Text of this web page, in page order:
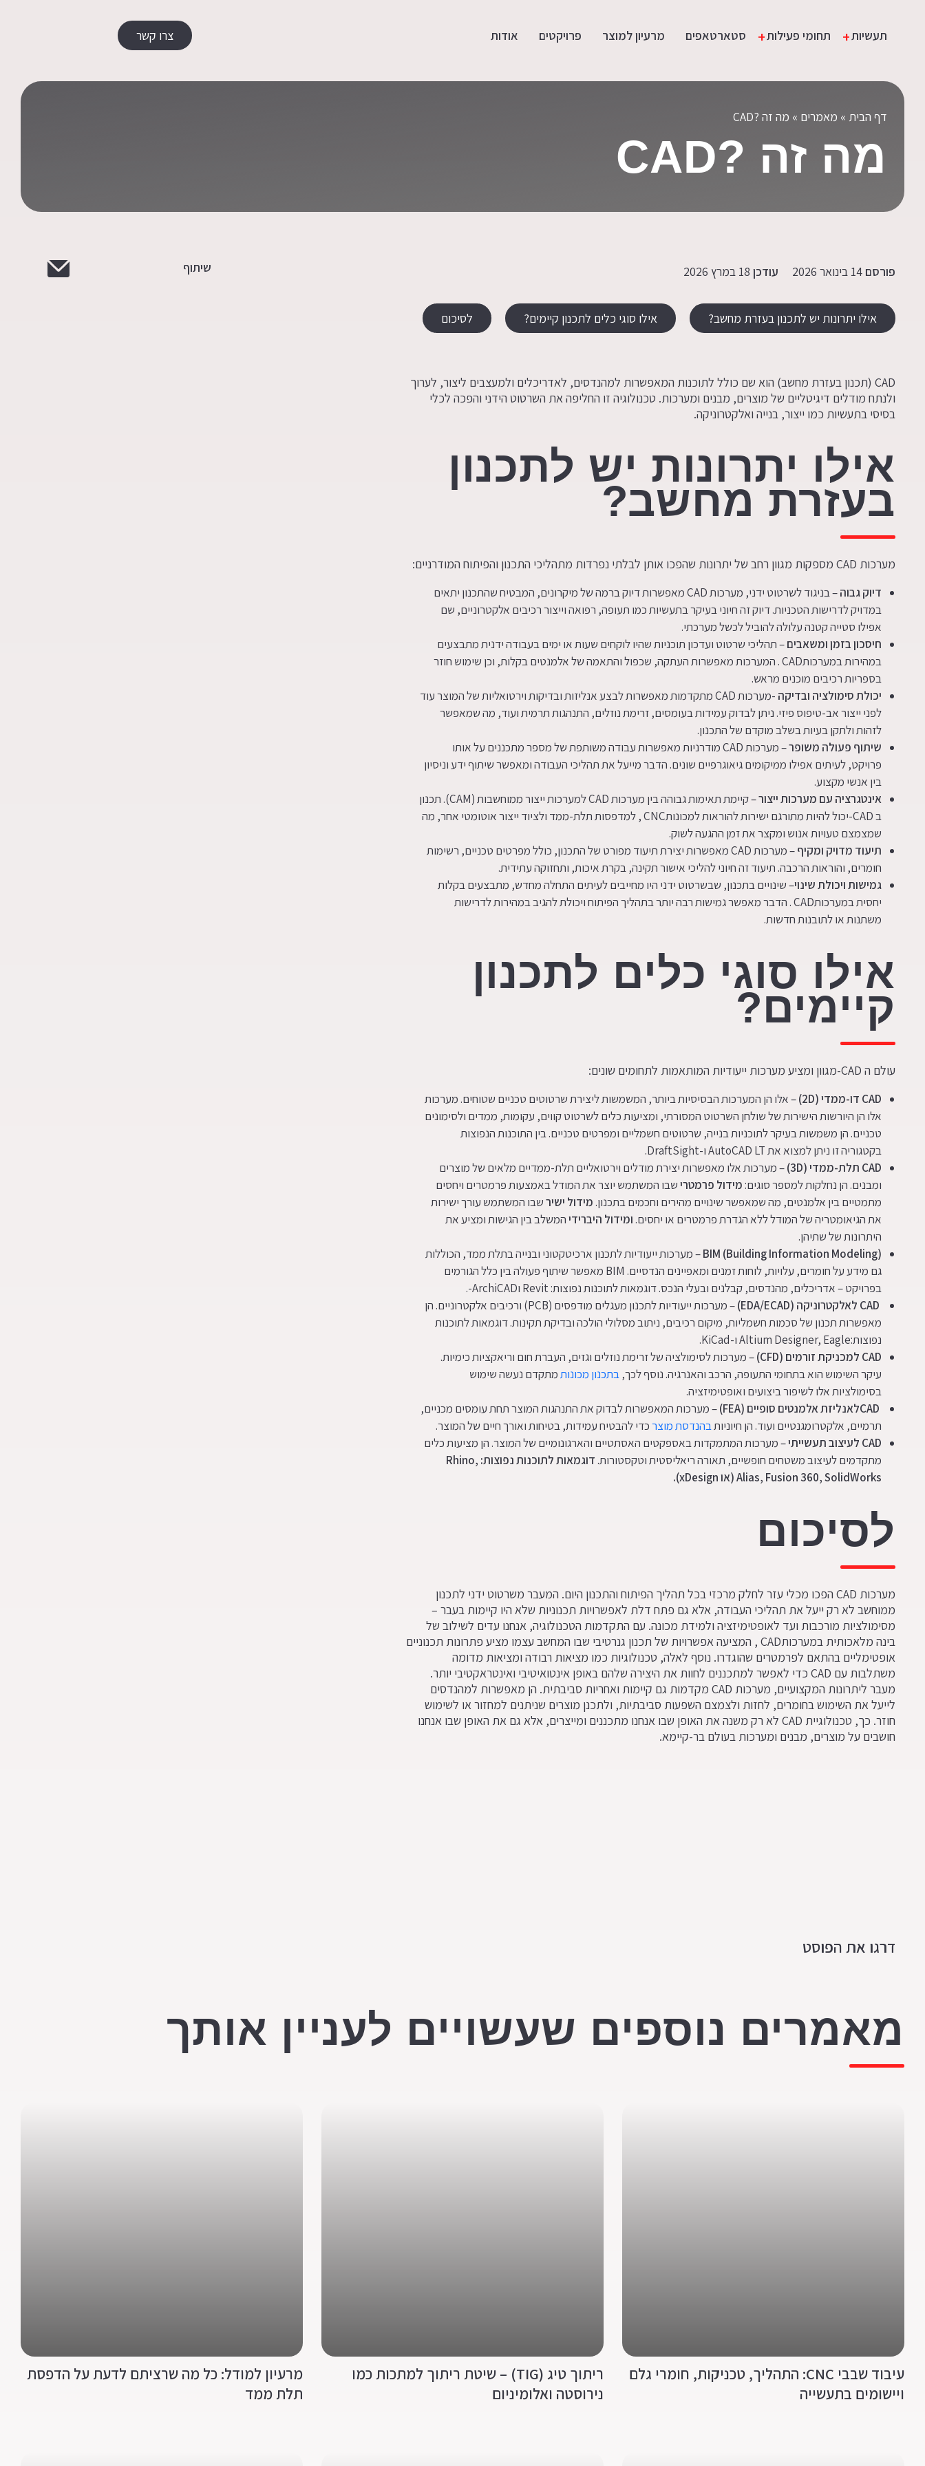
תעשיות תחומי פעילות סטארטאפים מרעיון למוצר פרויקטים אודות צרו קשר
דף הבית » מאמרים » מה זה ?CAD
מה זה ?CAD
פורסם 14 בינואר 2026 עודכן שיתוף
אילו יתרונות יש לתכנון בעזרת מחשב? אילו סוגי כלים לתכנון קיימים? לסיכום
CAD (תכנון בעזרת מחשב) הוא שם כולל לתוכנות המאפשרות למהנדסים, לאדריכלים ולמעצבים ליצור, לערוך
ולנתח מודלים דיגיטליים של מוצרים, מבנים ומערכות. טכנולוגיה זו החליפה את השרטוט הידני והפכה לכלי
בסיסי בתעשיות כמו ייצור, בנייה ואלקטרוניקה.
אילו יתרונות יש לתכנון
בעזרת מחשב?
מערכות CAD מספקות מגוון רחב של יתרונות שהפכו אותן לבלתי נפרדות מתהליכי התכנון והפיתוח המודרניים:
דיוק גבוה
– בניגוד לשרטוט ידני, מערכות CAD מאפשרות דיוק ברמה של מיקרונים, המבטיח שהתכנון יתאים
במדויק לדרישות הטכניות. דיוק זה חיוני בעיקר בתעשיות כמו תעופה, רפואה וייצור רכיבים אלקטרוניים, שם
אפילו סטייה קטנה עלולה להוביל לכשל מערכתי.
חיסכון בזמן ומשאבים– תהליכי שרטוט ועדכון תוכניות שהיו לוקחים שעות או ימים בעבודה ידנית מתבצעים
במהירות במערכותCAD . המערכות מאפשרות העתקה, שכפול והתאמה של אלמנטים בקלות, וכן שימוש חוזר
בספריות רכיבים מוכנים מראש.
יכולת סימולציה ובדיקה
-מערכות CAD מתקדמות מאפשרות לבצע אנליזות ובדיקות וירטואליות של המוצר עוד
לפני ייצור אב-טיפוס פיזי. ניתן לבדוק עמידות בעומסים, זרימת נוזלים, התנהגות תרמית ועוד, מה שמאפשר
לזהות ולתקן בעיות בשלב מוקדם של התכנון.
שיתוף פעולה משופר
– מערכות CAD מודרניות מאפשרות עבודה משותפת של מספר מתכננים על אותו
פרויקט, לעיתים אפילו ממיקומים גיאוגרפיים שונים. הדבר מייעל את תהליכי העבודה ומאפשר שיתוף ידע וניסיון
בין אנשי מקצוע.
אינטגרציה עם מערכות ייצור
– קיימת תאימות גבוהה בין מערכות CAD למערכות ייצור ממוחשבות (CAM). תכנון
ב CAD-יכול להיות מתורגם ישירות להוראות למכונותCNC , למדפסות תלת-ממד ולציוד ייצור אוטומטי אחר, מה
שמצמצם טעויות אנוש ומקצר את זמן ההגעה לשוק.
תיעוד מדויק ומקיף
– מערכות CAD מאפשרות יצירת תיעוד מפורט של התכנון, כולל מפרטים טכניים, רשימות
חומרים, והוראות הרכבה. תיעוד זה חיוני להליכי אישור תקינה, בקרת איכות, ותחזוקה עתידית.
גמישות ויכולת שינוי– שינויים בתכנון, שבשרטוט ידני היו מחייבים לעיתים התחלה מחדש, מתבצעים בקלות
יחסית במערכותCAD . הדבר מאפשר גמישות רבה יותר בתהליך הפיתוח ויכולת להגיב במהירות לדרישות
משתנות או לתובנות חדשות.
אילו סוגי כלים לתכנון
קיימים?
עולם ה CAD-מגוון ומציע מערכות ייעודיות המותאמות לתחומים שונים:
CAD דו-ממדי(2D)
– אלו הן המערכות הבסיסיות ביותר, המשמשות ליצירת שרטוטים טכניים שטוחים. מערכות
אלו הן היורשות הישירות של שולחן השרטוט המסורתי, ומציעות כלים לשרטוט קווים, עקומות, ממדים ולסימונים
טכניים. הן משמשות בעיקר לתוכניות בנייה, שרטוטים חשמליים ומפרטים טכניים. בין התוכנות הנפוצות
בקטגוריה זו ניתן למצוא את AutoCAD LT ו-DraftSight.
CAD תלת-ממדי(3D)
– מערכות אלו מאפשרות יצירת מודלים וירטואליים תלת-ממדיים מלאים של מוצרים
ומבנים. הן נחלקות למספר סוגים:מידול פרמטרישבו המשתמש יוצר את המודל באמצעות פרמטרים ויחסים
מתמטיים בין אלמנטים, מה שמאפשר שינויים מהירים וחכמים בתכנון.מידול ישירשבו המשתמש עורך ישירות
את הגיאומטריה של המודל ללא הגדרת פרמטרים או יחסים.ומידול היברידיהמשלב בין הגישות ומציע את
היתרונות של שתיהן.
BIM (Building Information Modeling)– מערכות ייעודיות לתכנון ארכיטקטוני ובנייה בתלת ממד, הכוללות
גם מידע על חומרים, עלויות, לוחות זמנים ומאפיינים הנדסיים. BIM מאפשר שיתוף פעולה בין כלל הגורמים
בפרויקט – אדריכלים, מהנדסים, קבלנים ובעלי הנכס. דוגמאות לתוכנות נפוצות: Revit וArchiCAD-.
לאלקטרוניקה (EDA/ECAD)
– מערכות ייעודיות לתכנון מעגלים מודפסים (PCB) ורכיבים אלקטרוניים. הן
מאפשרות תכנון של סכמות חשמליות, מיקום רכיבים, ניתוב מסלולי הולכה ובדיקת תקינות. דוגמאות לתוכנות
נפוצות:Altium Designer, Eagle ו-KiCad.
CAD למכניקת זורמים (CFD)
– מערכות לסימולציה של זרימת נוזלים וגזים, העברת חום וריאקציות כימיות.
עיקר השימוש הוא בתחומי התעופה, הרכב והאנרגיה. נוסף לכך,בתכנון מכונותמתקדם נעשה שימוש
בסימולציות אלו לשיפור ביצועים ואופטימיזציה.
לאנליזת אלמנטים סופיים (FEA)
– מערכות המאפשרות לבדוק את התנהגות המוצר תחת עומסים מכניים,
תרמיים, אלקטרומגנטיים ועוד. הן חיוניותבהנדסת מוצרכדי להבטיח עמידות, בטיחות ואורך חיים של המוצר.
CAD לעיצוב תעשייתי– מערכות המתמקדות באספקטים האסתטיים והארגונומיים של המוצר. הן מציעות כלים
מתקדמים לעיצוב משטחים חופשיים, תאורה ריאליסטית וטקסטורות.דוגמאות לתוכנות נפוצות: Rhino,
Alias, Fusion 360, SolidWorks(אוxDesign
).
לסיכום
מערכות CAD הפכו מכלי עזר לחלק מרכזי בכל תהליך הפיתוח והתכנון היום. המעבר משרטוט ידני לתכנון
ממוחשב לא רק ייעל את תהליכי העבודה, אלא גם פתח דלת לאפשרויות תכנוניות שלא היו קיימות בעבר –
מסימולציות מורכבות ועד לאופטימיזציה ולמידת מכונה. עם התקדמות הטכנולוגיה, אנחנו עדים לשילוב של
בינה מלאכותית במערכותCAD , המציעה אפשרויות של תכנון גנרטיבי שבו המחשב עצמו מציע פתרונות תכנוניים
אופטימליים בהתאם לפרמטרים שהוגדרו. נוסף לאלה, טכנולוגיות כמו מציאות רבודה ומציאות מדומה
משתלבות עם CAD כדי לאפשר למתכננים לחוות את היצירה שלהם באופן אינטואיטיבי ואינטראקטיבי יותר.
מעבר ליתרונות המקצועיים, מערכות CAD מקדמות גם קיימות ואחריות סביבתית. הן מאפשרות למהנדסים
לייעל את השימוש בחומרים, לחזות ולצמצם השפעות סביבתיות, ולתכנן מוצרים שניתנים למחזור או לשימוש
חוזר. כך, טכנולוגיית CAD לא רק משנה את האופן שבו אנחנו מתכננים ומייצרים, אלא גם את האופן שבו אנחנו
חושבים על מוצרים, מבנים ומערכות בעולם בר-קיימא.
דרגו את הפוסט
מאמרים נוספים שעשויים לעניין אותך
עיבוד שבבי CNC: התהליך, טכניקות, חומרי גלם
ויישומים בתעשייה
ריתוך טיג (TIG) – שיטת ריתוך למתכות כמו
נירוסטה ואלומיניום
מרעיון למודל: כל מה שרציתם לדעת על הדפסת
תלת ממד